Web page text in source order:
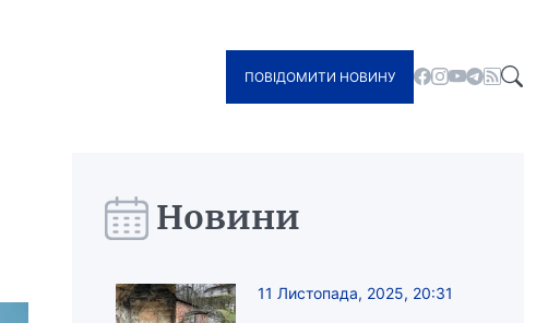
ПОВІДОМИТИ НОВИНУ
Новини
11 Листопада, 2025, 20:31